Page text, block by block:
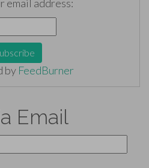
email address:
by FeedBurner
Email